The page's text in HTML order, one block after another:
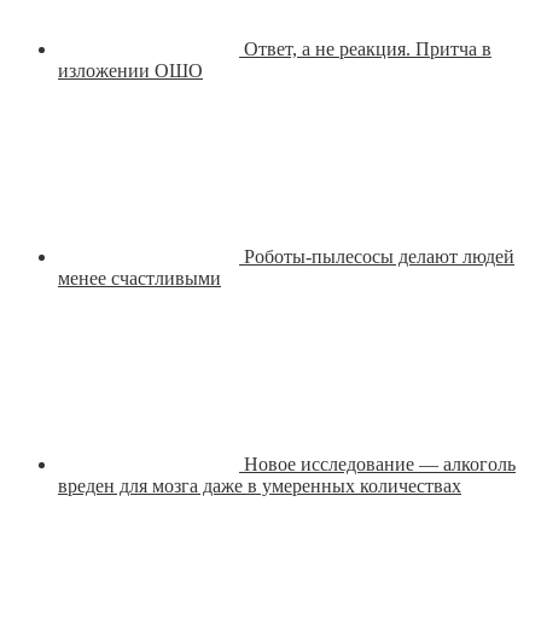
Ответ, а не реакция. Притча в
изложении ОШО
Роботы-пылесосы делают людей
менее счастливыми
Новое исследование — алкоголь
вреден для мозга даже в умеренных количествах